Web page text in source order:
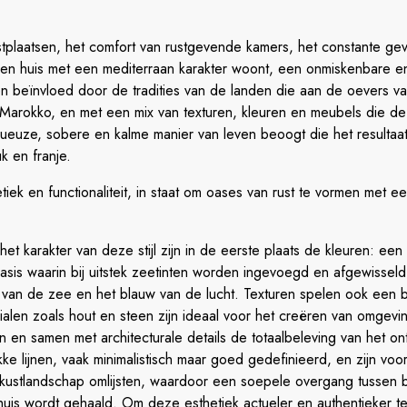
het comfort van rustgevende kamers, het constante
huis met een mediterraan karakter woont, een onmiskenbare
beïnvloed door de tradities van de landen die aan de oevers
en met een mix van texturen, kleuren en meubels die
sobere en kalme manier van leven beoogt die het
en franje.
en functionaliteit, in staat om oases van rust te vormen met
karakter van deze stijl zijn in de eerste plaats de kleuren:
waarin bij uitstek zeetinten worden ingevoegd en
de zee en het blauw van de lucht. Texturen spelen ook een
zoals hout en steen zijn ideaal voor het creëren van
en samen met architecturale details de totaalbeleving van het
lijnen, vaak minimalistisch maar goed gedefinieerd, en zijn
omlijsten, waardoor een soepele overgang